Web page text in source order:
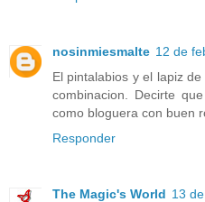
nosinmiesmalte 12 de
El pintalabios y el lapiz
combinacion. Decirte
como bloguera con buen
Responder
The Magic's World 13